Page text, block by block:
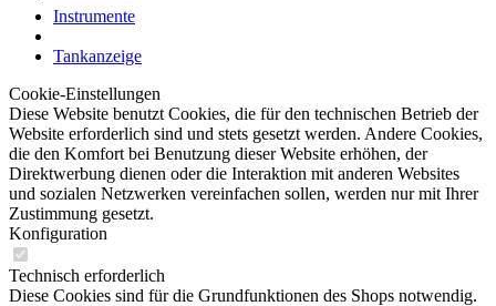
Instrumente
Tankanzeige
Cookie-Einstellungen
Diese Website benutzt Cookies, die für den technischen Betrieb der
Website erforderlich sind und stets gesetzt werden. Andere Cookies,
die den Komfort bei Benutzung dieser Website erhöhen, der
Direktwerbung dienen oder die Interaktion mit anderen Websites
und sozialen Netzwerken vereinfachen sollen, werden nur mit Ihrer
Zustimmung gesetzt.
Konfiguration
Technisch erforderlich
Diese Cookies sind für die Grundfunktionen des Shops notwendig.